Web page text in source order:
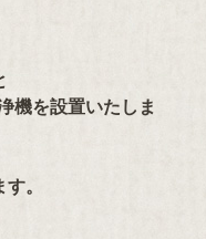
機を設置いたしま
。